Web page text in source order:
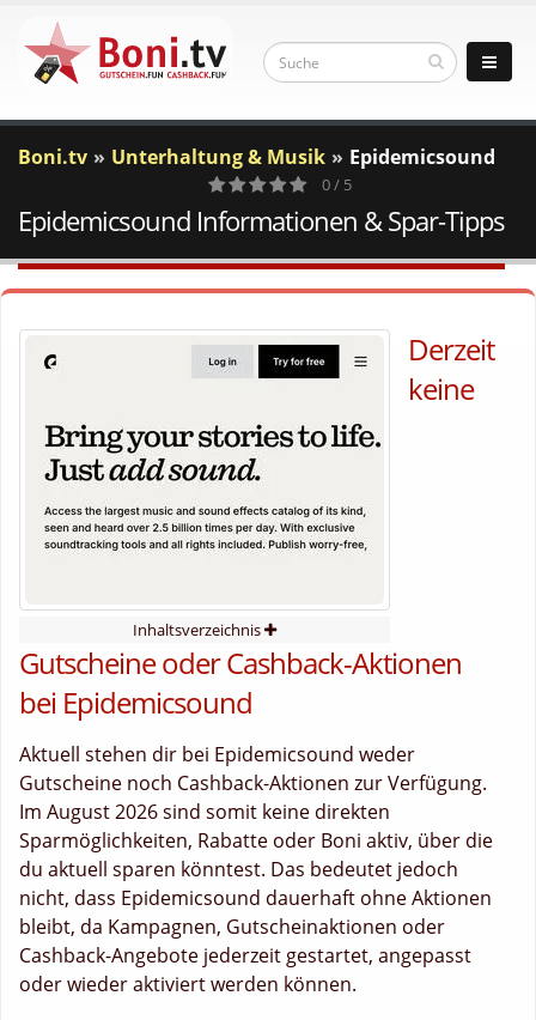
Boni.tv Unterhaltung & Musik Epidemicsound
0
Votes
0 / 5
Epidemicsound Informationen & Spar-Tipps
Inhaltsverzeichnis
Derzeit
keine
Gutscheine oder Cashback-Aktionen
bei Epidemicsound
Aktuell stehen dir bei Epidemicsound weder
Gutscheine noch Cashback-Aktionen zur Verfügung.
Im August 2026 sind somit keine direkten
Sparmöglichkeiten, Rabatte oder Boni aktiv, über die
du aktuell sparen könntest. Das bedeutet jedoch
nicht, dass Epidemicsound dauerhaft ohne Aktionen
bleibt, da Kampagnen, Gutscheinaktionen oder
Cashback-Angebote jederzeit gestartet, angepasst
oder wieder aktiviert werden können.